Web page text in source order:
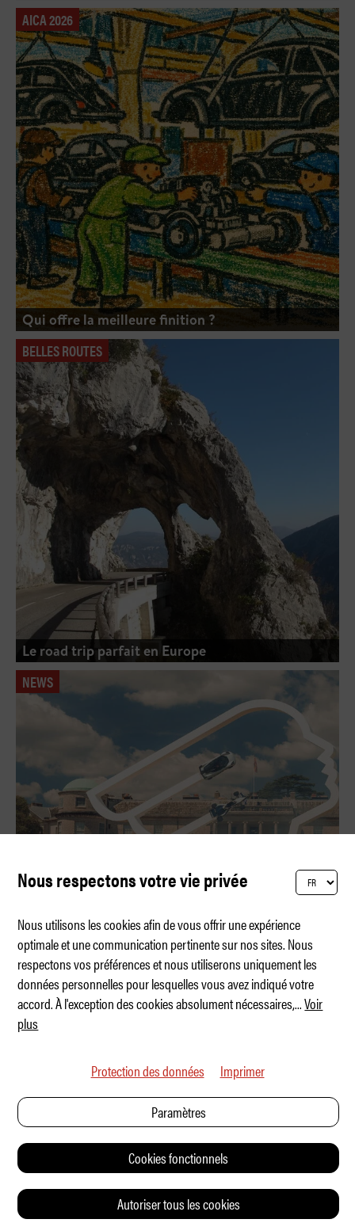
AICA 2026
Qui offre la meilleure finition ?
BELLES ROUTES
Le road trip parfait en Europe
NEWS
Quand Grand Prix rencontre Royal Ascot
Nous respectons votre vie privée
Nous utilisons les cookies afin de vous offrir une expérience
optimale et une communication pertinente sur nos sites. Nous
respectons vos préférences et nous utiliserons uniquement les
données personnelles pour lesquelles vous avez indiqué votre
accord. À l'exception des cookies absolument nécessaires,...Voir
plus
Protection des données Imprimer
Paramètres
Cookies fonctionnels
Autoriser tous les cookies